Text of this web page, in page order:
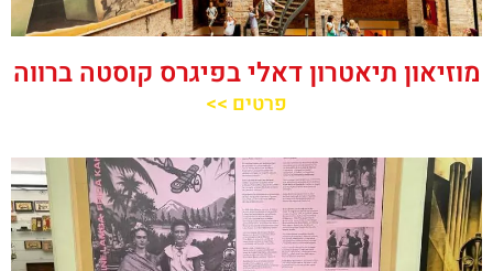
מוזיאון תיאטרון דאלי בפיגרס קוסטה ברווה
פרטים >>